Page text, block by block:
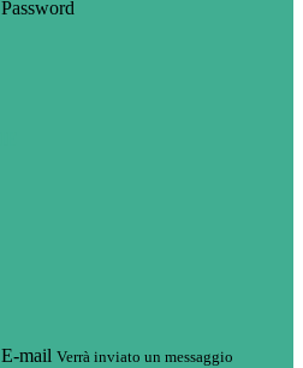
Password
E-mail Verrà inviato un messaggio